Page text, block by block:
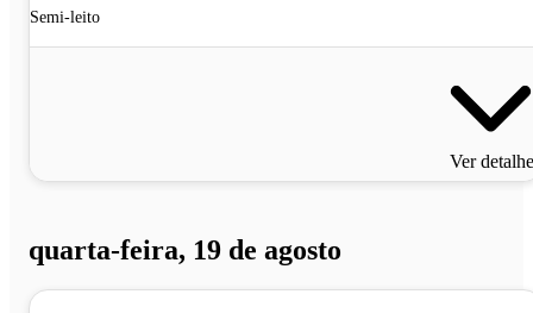
Semi-leito
Ver
quarta-feira, 19 de agosto